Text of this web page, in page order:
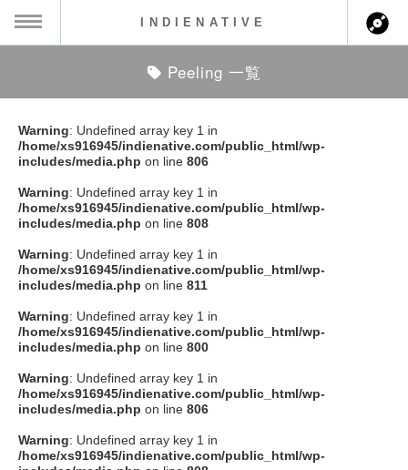
ス情報
ト情報
アーティスト
ション
ト
クト
INDIENATIVE
Peeling 一覧
Warning: Undefined array key 1 in
/home/xs916945/indienative.com/public_html/wp-
includes/media.php on line 806
Warning: Undefined array key 1 in
/home/xs916945/indienative.com/public_html/wp-
includes/media.php on line 808
Warning: Undefined array key 1 in
/home/xs916945/indienative.com/public_html/wp-
includes/media.php on line 811
Warning: Undefined array key 1 in
/home/xs916945/indienative.com/public_html/wp-
includes/media.php on line 800
Warning: Undefined array key 1 in
/home/xs916945/indienative.com/public_html/wp-
includes/media.php on line 806
Warning: Undefined array key 1 in
/home/xs916945/indienative.com/public_html/wp-